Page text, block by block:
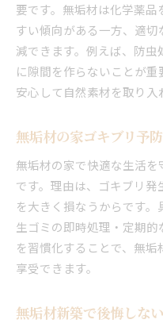
要です。無垢材は化学薬
すい傾向がある一方、適
減できます。例えば、防
に隙間を作らないことが重
安心して自然素材を取り入
無垢材の家ゴキブリ予
無垢材の家で快適な生活
です。理由は、ゴキブリ
を大きく損なうからです。
生ゴミの即時処理・定期
を習慣化することで、無
享受できます。
無垢材新築で後悔しな